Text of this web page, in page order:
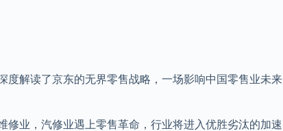
度解读了京东的无界零售战略，一场影响中国零售业未来
业，汽修业遇上零售革命，行业将进入优胜劣汰的加速